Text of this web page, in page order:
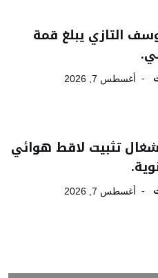
التازي يبلغ قمة
أغسطس 7, 2026
تثبيت لاقط هوائي
أغسطس 7, 2026